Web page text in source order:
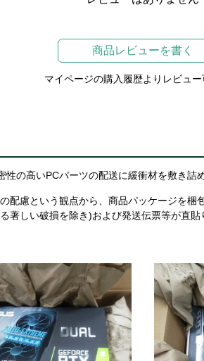
商品レビューを書く
マイページの購入履歴よりレビュー
の高いPCパーツの配送に緩衝材を敷き詰
配慮という観点から、商品パッケージを
著しい破損を除き)および発送伝票等が直